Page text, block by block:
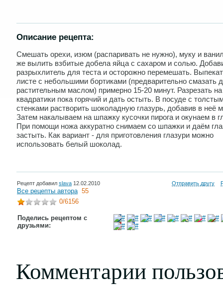
Описание рецепта:
Смешать орехи, изюм (распаривать не нужно), муку и
же вылить взбитые добела яйца с сахаром и солью.
разрыхлитель для теста и осторожно перемешать.
листе с небольшими бортиками (предварительно смазать
растительным маслом) примерно 15-20 минут. Разрезать на
квадратики пока горячий и дать остыть. В посуде с
стенками растворить шоколадную глазурь, добавив в неё
Затем накалываем на шпажку кусочки пирога и окунаем в
При помощи ножа аккуратно снимаем со шпажки и даём
застыть. Как вариант - для приготовления глазури можно
использовать белый шоколад.
Рецепт добавил slava 12.02.2010 Отправить другу
Все рецепты автора 55
0/6156
Поделись рецептом с
друзьями:
Комментарии